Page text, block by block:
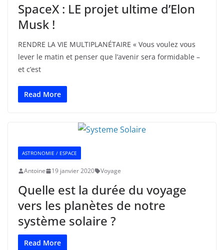
SpaceX : LE projet ultime d’Elon
Musk !
RENDRE LA VIE MULTIPLANÉTAIRE « Vous voulez vous
lever le matin et penser que l’avenir sera formidable –
et c’est
Read More
ASTRONOMIE / ESPACE
Antoine 19 janvier 2020 Voyage
Quelle est la durée du voyage
vers les planètes de notre
système solaire ?
Read More